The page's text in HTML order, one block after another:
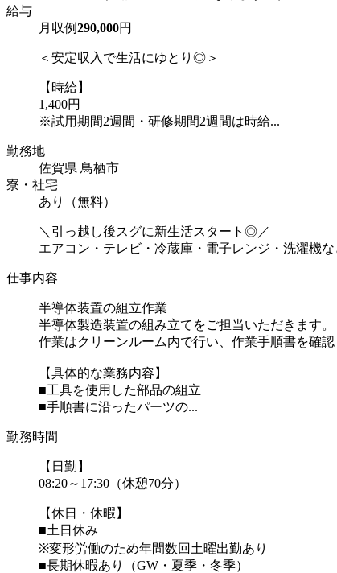
給与
月収例290,000円
＜安定収入で生活にゆとり◎＞
【時給】
1,400円
※試用期間2週間・研修期間2週間は時給...
勤務地
佐賀県 鳥栖市
寮・社宅
あり（無料）
＼引っ越し後スグに新生活スタート◎／
エアコン・テレビ・冷蔵庫・電子レンジ・洗濯機
仕事内容
半導体装置の組立作業
半導体製造装置の組み立てをご担当いただきます。
作業はクリーンルーム内で行い、作業手順書を確
【具体的な業務内容】
■工具を使用した部品の組立
■手順書に沿ったパーツの...
勤務時間
【日勤】
08:20～17:30（休憩70分）
【休日・休暇】
■土日休み
※変形労働のため年間数回土曜出勤あり
■長期休暇あり（GW・夏季・冬季）